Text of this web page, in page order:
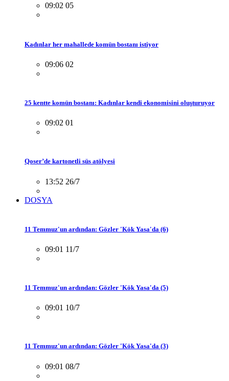
09:02 05
Kadınlar her mahallede komün bostanı istiyor
09:06 02
25 kentte komün bostanı: Kadınlar kendi ekonomisini oluşturuyor
09:02 01
Qoser’de kartonetli süs atölyesi
13:52 26/7
DOSYA
11 Temmuz'un ardından: Gözler 'Kök Yasa'da (6)
09:01 11/7
11 Temmuz'un ardından: Gözler 'Kök Yasa'da (5)
09:01 10/7
11 Temmuz'un ardından: Gözler 'Kök Yasa'da (3)
09:01 08/7